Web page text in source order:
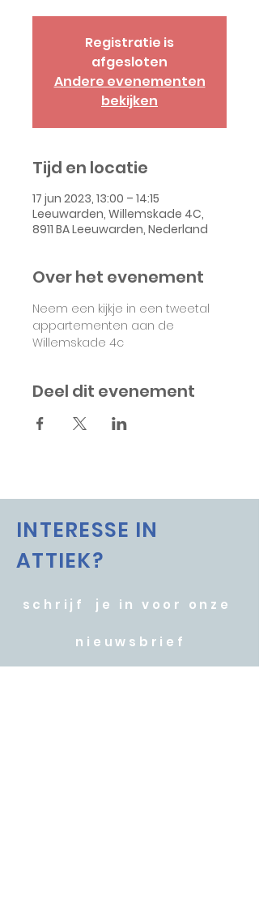
Registratie is
afgesloten
Andere evenementen
bekijken
Tijd en locatie
17 jun 2023, 13:00 – 14:15
Leeuwarden, Willemskade 4C,
8911 BA Leeuwarden, Nederland
Over het evenement
Neem een kijkje in een tweetal
appartementen aan de
Willemskade 4c
Deel dit evenement
INTERESSE IN
ATTIEK?
schrijf je in voor onze
nieuwsbrief